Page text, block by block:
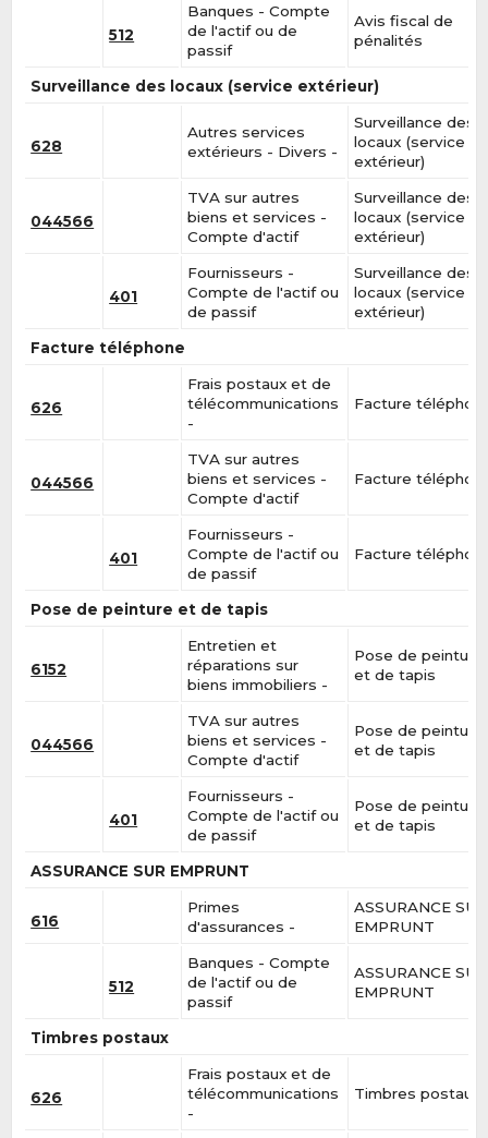
512
Banques - Compte
de l'actif ou de
passif
Avis fiscal de
pénalités
Surveillance des locaux (service extérieur)
628
Autres services
extérieurs - Divers -
Surveillance des
locaux (service
extérieur)
044566
TVA sur autres
biens et services -
Compte d'actif
Surveillance des
locaux (service
extérieur)
401
Fournisseurs -
Compte de l'actif ou
de passif
Surveillance des
locaux (service
extérieur)
Facture téléphone
626
Frais postaux et de
télécommunications
-
Facture
044566
TVA sur autres
biens et services -
Compte d'actif
Facture
401
Fournisseurs -
Compte de l'actif ou
de passif
Facture
Pose de peinture et de tapis
6152
Entretien et
réparations sur
biens immobiliers -
Pose de peinture
et de tapis
044566
TVA sur autres
biens et services -
Compte d'actif
Pose de peinture
et de tapis
401
Fournisseurs -
Compte de l'actif ou
de passif
Pose de peinture
et de tapis
ASSURANCE SUR EMPRUNT
616
Primes
d'assurances -
ASSURANCE SUR
EMPRUNT
512
Banques - Compte
de l'actif ou de
passif
ASSURANCE SUR
EMPRUNT
Timbres postaux
626
Frais postaux et de
télécommunications
-
Timbres postaux